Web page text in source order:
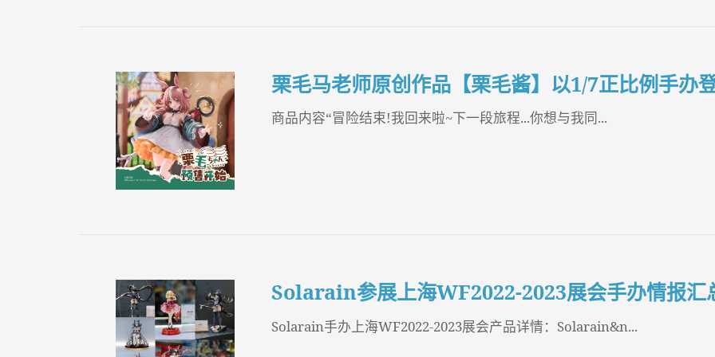
栗毛马老师原创作品【栗毛酱】以1/7正比例手办登
商品内容“冒险结束!我回来啦~下一段旅程...你想与我同...
Solarain参展上海WF2022-2023展会手办情报汇
Solarain手办上海WF2022-2023展会产品详情：Solarain&n...